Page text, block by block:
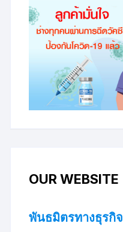
OUR WEBSITE
พันธมิตรทางธุรกิจ